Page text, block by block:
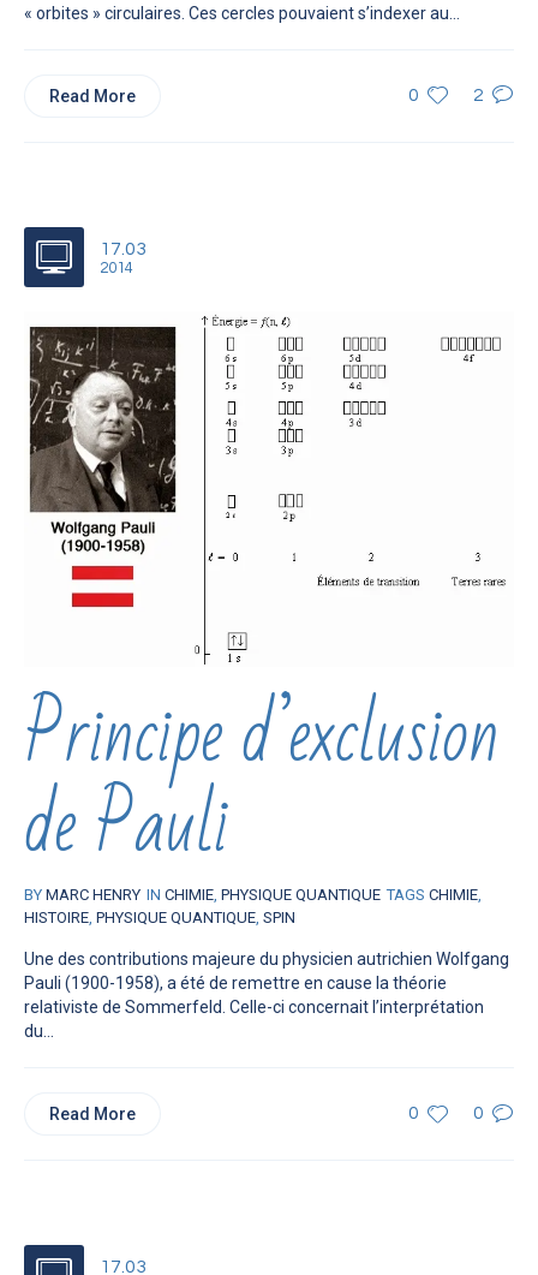
« orbites » circulaires. Ces cercles pouvaient s’indexer au...
0 2
Read More
17.03
2014
Principe d’exclusion
de Pauli
BY MARC HENRY IN CHIMIE, PHYSIQUE QUANTIQUE TAGS CHIMIE,
HISTOIRE, PHYSIQUE QUANTIQUE, SPIN
Une des contributions majeure du physicien autrichien Wolfgang
Pauli (1900-1958), a été de remettre en cause la théorie
relativiste de Sommerfeld. Celle-ci concernait l’interprétation
du...
0 0
Read More
17.03